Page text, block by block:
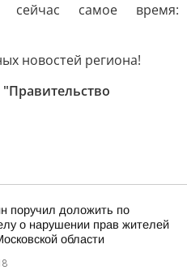
самое время:
новостей региона!
поручил доложить по
о нарушении прав жителей
области